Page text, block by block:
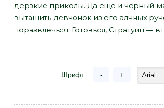
дерзкие приколы. Да ещё и черный
вытащить девчонок из его алчных
поразвлечься. Готовься, Стратуин —
Шрифт: - +